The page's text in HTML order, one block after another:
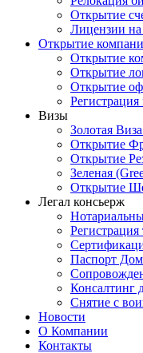
Открытие
Лицензии
Открытие
Открытие
Открытие
Открытие
Визы
Золотая
Открытие
Открытие
Зеленая
Открытие
Легал консьерж
Паспорт
Консалтинг
Снятие с
Новости
О Компании
Контакты